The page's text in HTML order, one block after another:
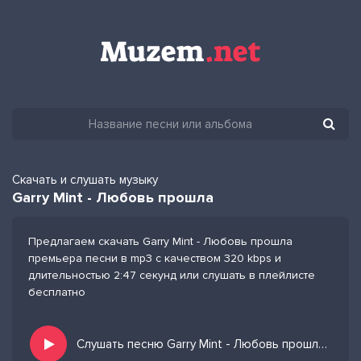
Скачать и слушать музыку
Garry Mint - Любовь прошла
Предлагаем скачать Garry Mint - Любовь прошла
премьера песни в mp3 с качеством 320 kbps и
длительностью 2:47 секунд или слушать в плейлисте
бесплатно
Слушать песню Garry Mint - Любовь прошла и добавить в избранных